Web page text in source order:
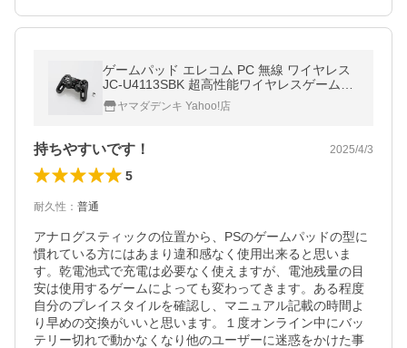
ゲームパッド エレコム PC 無線 ワイヤレス
JC-U4113SBK 超高性能ワイヤレスゲームパ
ッド ブラック
ヤマダデンキ Yahoo!店
持ちやすいです！ 2025/4/3
5
耐久性 ： 普通
アナログスティックの位置から、PSのゲームパッドの型に
慣れている方にはあまり違和感なく使用出来ると思いま
す。乾電池式で充電は必要なく使えますが、電池残量の目
安は使用するゲームによっても変わってきます。ある程度
自分のプレイスタイルを確認し、マニュアル記載の時間よ
り早めの交換がいいと思います。１度オンライン中にバッ
テリー切れで動かなくなり他のユーザーに迷惑をかけた事